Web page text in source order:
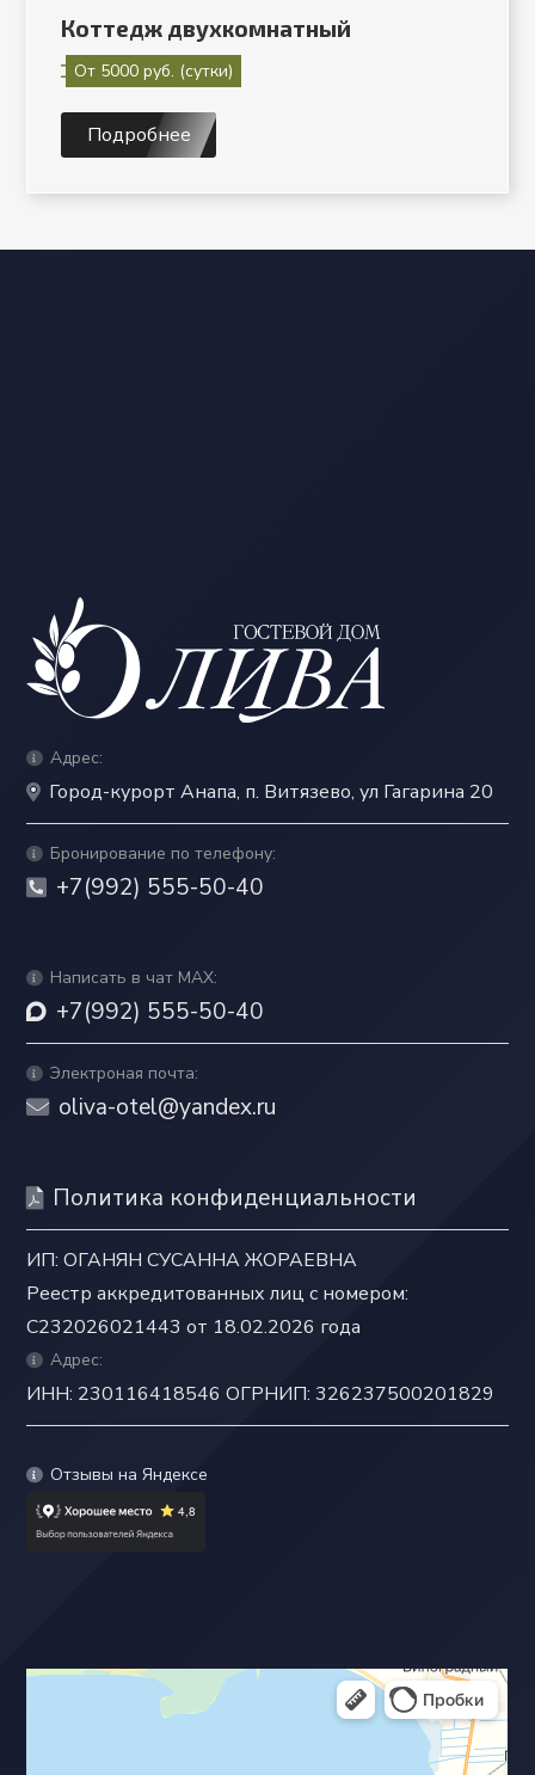
Коттедж двухкомнатный
От 5000 руб. (сутки)
Подробнее
Адрес:
Город-курорт Анапа, п. Витязево, ул Гагарина 20
Бронирование по телефону:
+7(992) 555-50-40
Написать в чат MAX:
+7(992) 555-50-40
Электроная почта:
oliva-otel@yandex.ru
Политика конфиденциальности
ИП: ОГАНЯН СУСАННА ЖОРАЕВНА
Реестр аккредитованных лиц с номером:
C232026021443 от 18.02.2026 года
Адрес:
ИНН: 230116418546 ОГРНИП: 326237500201829
Отзывы на Яндексе